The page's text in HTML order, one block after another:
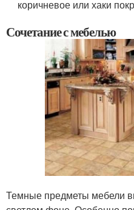
коричневое или хаки
Сочетание с мебелью
Темные предметы мебели